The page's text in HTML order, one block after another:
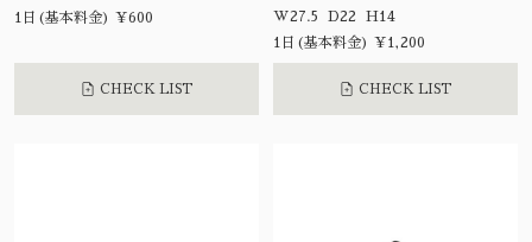
1日(基本料金) ¥600
CHECK LIST
W27.5 D22 H14
1日(基本料金) ¥1,200
CHECK LIST